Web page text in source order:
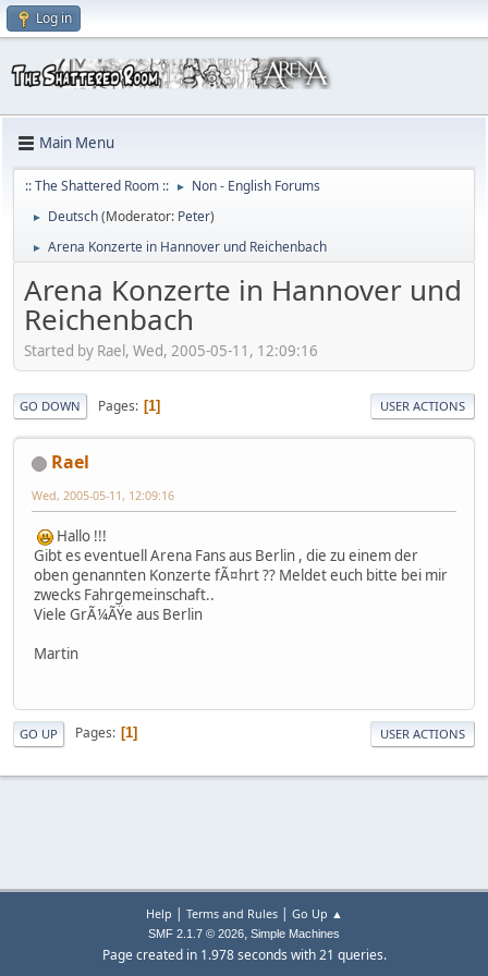
Log in
Main Menu
:: The Shattered Room :: ► Non - English Forums
► Deutsch(Moderator: Peter)
► Arena Konzerte in Hannover und Reichenbach
Arena Konzerte in Hannover und
Reichenbach
Started by Rael, Wed, 2005-05-11, 12:09:16
GO DOWN Pages 1 USER ACTIONS
Rael
Wed, 2005-05-11, 12:09:16
Hallo !!!
Gibt es eventuell Arena Fans aus Berlin , die zu einem der
oben genannten Konzerte fÃ¤hrt ?? Meldet euch bitte bei mir
zwecks Fahrgemeinschaft..
Viele GrÃ¼ÃŸe aus Berlin
Martin
GO UP Pages 1 USER ACTIONS
Help | Terms and Rules| Go Up ▲
SMF 2.1.7 © 2026, Simple Machines
Page created in 1.978 seconds with 21 queries.